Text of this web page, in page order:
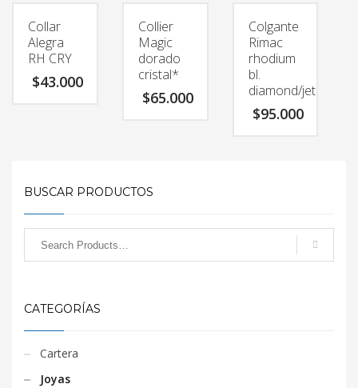
Collar
Alegra
RH CRY
$43.000
Collier
Magic
dorado
cristal*
$65.000
Colgante
Rimac
rhodium
bl.
diamond/jet
$95.000
BUSCAR PRODUCTOS
CATEGORÍAS
Cartera
Joyas